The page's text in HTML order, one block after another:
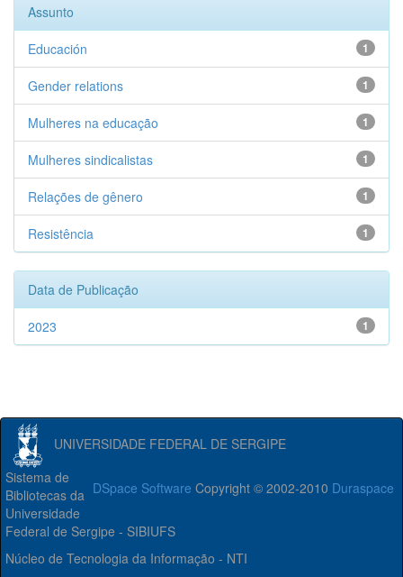
Assunto
1
Educación
1
Gender relations
1
Mulheres na educação
1
Mulheres sindicalistas
1
Relações de gênero
1
Resistência
Data de Publicação
1
2023
UNIVERSIDADE FEDERAL DE SERGIPE
DSpace Software Copyright © 2002-2010 Duraspace
Sistema de
Bibliotecas da
Universidade
Federal de Sergipe - SIBIUFS
Núcleo de Tecnologia da Informação - NTI